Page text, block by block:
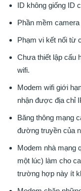
ID không giống ID
Phần mềm
Phạm vi kết nối từ
Chưa thiết lập cấu
wifi.
Modem wifi giới
nhận được địa chỉ
Băng thông mạng
đường truyền của
Modem nhà mạng
một lúc) làm cho
trường hợp này ít